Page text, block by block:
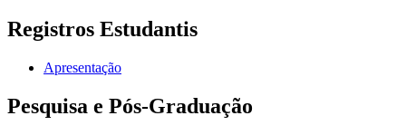
Registros Estudantis
Apresentação
Pesquisa e Pós-Graduação